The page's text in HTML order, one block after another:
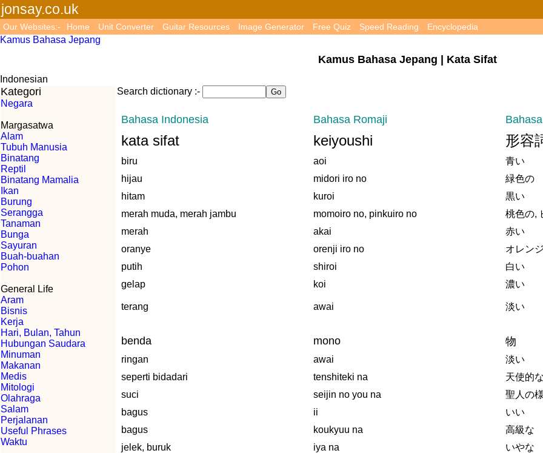
jonsay.co.uk
Our Websites:- Home Unit Converter Guitar Resources Image Generator Free Quiz Speed Reading Encyclopedia
Kamus Bahasa Jepang
Kamus Bahasa Jepang | Kata Sifat
Indonesian
Kategori
Negara
Margasatwa
Alam
Tubuh Manusia
Binatang
Reptil
Binatang Mamalia
Ikan
Burung
Serangga
Tanaman
Bunga
Sayuran
Buah-buahan
Pohon
General Life
Aram
Bisnis
Kerja
Hari, Bulan, Tahun
Hubungan Saudara
Minuman
Makanan
Medis
Mitologi
Olahraga
Salam
Perjalanan
Useful Phrases
Waktu
Search dictionary :-
Bahasa Indonesia Bahasa Romaji
kata sifat keiyoushi 形容
biru aoi
青い
hijau
midori iro no
緑色の
hitam
kuroi
黒い
merah muda, merah jambu
momoiro no, pinkuiro no
桃色の,
merah
akai
赤い
oranye
orenji iro no
オレン
putih
shiroi
白い
gelap
koi 濃い
terang awai 淡い
benda mono 物
ringan awai
淡い
seperti bidadari
tenshiteki na
天使的な
suci
seijin no you na
聖人の
bagus
ii
いい
bagus
koukyuu na
高級な
jelek, buruk
iya na
いやな